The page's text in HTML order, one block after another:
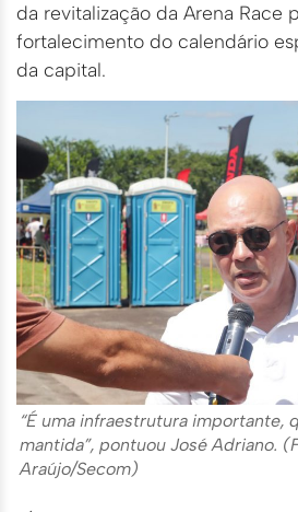
da revitalização da Arena Race
fortalecimento do calendário
da capital.
“É uma infraestrutura importante,
mantida”, pontuou José Adriano.
Araújo/Secom)